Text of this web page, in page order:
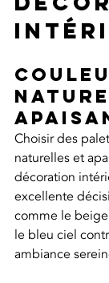
Choisir des
naturelles et
décoration
excellente
comme le
le bleu ciel
ambiance